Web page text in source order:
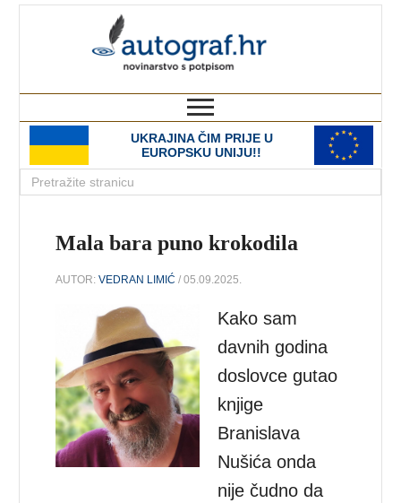
UKRAJINA ČIM PRIJE U
EUROPSKU UNIJU!!
Mala bara puno krokodila
AUTOR:VEDRAN LIMIĆ / 05.09.2025.
Kako sam
davnih godina
doslovce gutao
knjige
Branislava
Nušića onda
nije čudno da